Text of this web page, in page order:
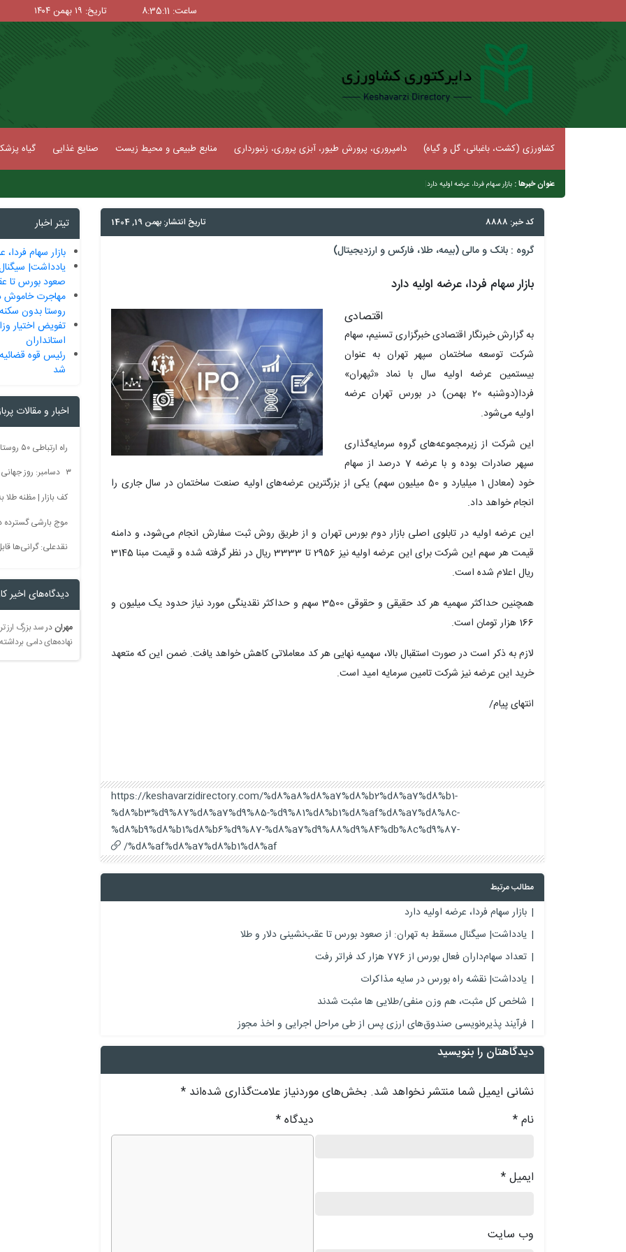
ساعت: 8:35:12 تاریخ: ۱۹ بهمن ۱۴۰۴
کشاورزی (کشت، باغبانی، گل و گیاه) دامپروری، پرورش طیور، آبزی پروری، زنبورداری منابع طبیعی و محیط زیست صنایع غذایی گیاه
عنوان خبرها : بازار سهام فردا، عرضه اولیه دارد
کد خبر: 8888 تاریخ انتشار: بهمن 19, 1404
گروه : بانک و مالی (بیمه، طلا، فارکس و ارزدیجیتال)
بازار سهام فردا، عرضه اولیه دارد
اقتصادی
به گزارش خبرنگار اقتصادی خبرگزاری تسنیم، سهام
شرکت توسعه ساختمان سپهر تهران به عنوان
بیستمین عرضه اولیه سال با نماد «ثپهران»
فردا(دوشنبه 20 بهمن) در بورس تهران عرضه
اولیه می‌شود.
این شرکت از زیرمجموعه‌های گروه سرمایه‌گذاری
سپهر صادرات بوده و با عرضه 7 درصد از سهام
خود (معادل 1 میلیارد و 50 میلیون سهم) یکی از بزرگترین عرضه‌های اولیه صنعت ساختمان در سال جاری را
انجام خواهد داد.
این عرضه اولیه در تابلوی اصلی بازار دوم بورس تهران و از طریق روش ثبت سفارش انجام می‌شود، و دامنه
قیمت هر سهم این شرکت برای این عرضه اولیه نیز 2956 تا 3333 ریال در نظر گرفته شده و قیمت مبنا 3145
ریال اعلام شده است.
همچنین حداکثر سهمیه هر کد حقیقی و حقوقی 3500 سهم و حداکثر نقدینگی مورد نیاز حدود یک میلیون و
166 هزار تومان است.
لازم به ذکر است در صورت استقبال بالا، سهمیه نهایی هر کد معاملاتی کاهش خواهد یافت. ضمن این که متعهد
خرید این عرضه نیز شرکت تامین سرمایه امید است.
انتهای پیام/
https://keshavarzidirectory.com/%d8%a8%d8%a7%d8%b2%d8%a7%d8%b1-
%d8%b3%d9%87%d8%a7%d9%85-%d9%81%d8%b1%d8%af%d8%a7%d8%8c-
%d8%b9%d8%b1%d8%b6%d9%87-%d8%a7%d9%88%d9%84%db%8c%d9%87-
%d8%af%d8%a7%d8%b1%d8%af/
مطالب مرتبط
بازار سهام فردا، عرضه اولیه دارد
یادداشت| سیگنال مسقط به تهران: از صعود بورس تا عقب‌نشینی دلار و طلا
تعداد سهام‌داران فعال بورس از 776 هزار کد فراتر رفت
یادداشت| نقشه راه بورس در سایه مذاکرات
شاخص کل مثبت، هم وزن منفی/طلایی ها مثبت شدند
فرآیند پذیره‌نویسی صندوق‌های ارزی پس از طی مراحل اجرایی و اخذ مجوز
دیدگاهتان را بنویسید
نشانی ایمیل شما منتشر نخواهد شد. بخش‌های موردنیاز علامت‌گذاری شده‌اند *
دیدگاه* نام*
ایمیل*
وب‌ سایت
تیتر اخبار
بازار سهام
یادداشت|
صعود بورس تا
روستا بدون
تفویض اختیار
استانداران
رئیس قوه
شد
اخبار و مقالات
۳ دسامبر: روز جهانی بدون سم + فیلم
کف بازار | مظنه طلا به 60
موج بارشی گسترده
نقدعلی: گرانی‌ها
دیدگاه‌های اخیر
مهراندرسد بزرگ ارز
نهاده‌های دامی